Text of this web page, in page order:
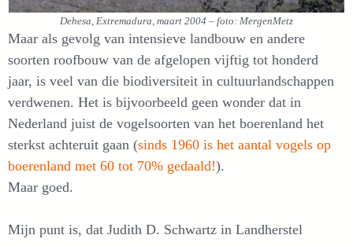
Dehesa, Extremadura, maart 2004 – foto: MergenMetz
Maar als gevolg van intensieve landbouw en andere
soorten roofbouw van de afgelopen vijftig tot honderd
jaar, is veel van die biodiversiteit in cultuurlandschappen
verdwenen. Het is bijvoorbeeld geen wonder dat in
Nederland juist de vogelsoorten van het boerenland het
sterkst achteruit gaan (sinds 1960 is het aantal vogels op
boerenland met 60 tot 70% gedaald!).
Maar goed.
Mijn punt is, dat Judith D. Schwartz in Landherstel